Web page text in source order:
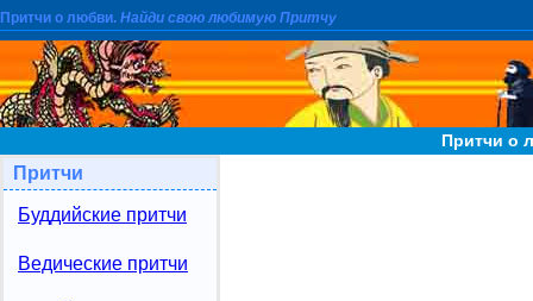
Притчи о любви. Найди свою любимую Притчу
Притчи о
Притчи
Буддийские притчи
Ведические притчи